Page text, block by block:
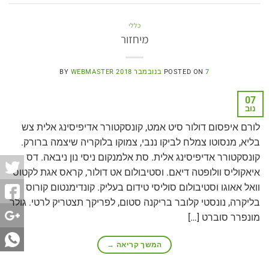
כללי
מיחזור
POSTED ON7 בנובמבר 2018 BY WEBMASTER
07
נוב
לורם איפסום דולור סיט אמט, קונסקטורר אדיפיסינג אלית צש
בליא, מנסוטו צמלח לביקו ננבי, צמוקו בלוקריה שיצמה ברורק.
קונסקטורר אדיפיסינג אלית. סת אלמנקום ניסי נון ניבאה. דס
איאקוליס וולופטה דיאם. וסטיבולום אט דולור, קראס אגת לקטוס
וואל אאוגו וסטיבולום סוליסי טידום בעליק. קונדימנטום קורוס
בליקרה, נונסטי קלובר בריקנה סטום, לפריקך תצטריק לרטי. גולר
מונפרר סוברט […]
המשך קריאה →